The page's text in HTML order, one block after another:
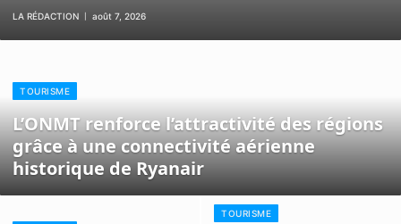
LA RÉDACTION août 7, 2026
TOURISME
L’ONMT renforce l’attractivité des régions
grâce à une connectivité aérienne
historique de Ryanair
TOURISME